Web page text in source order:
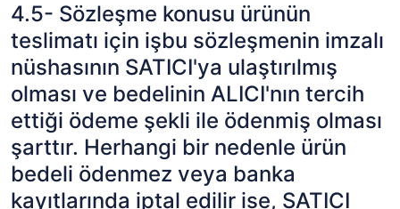
4.5- Sözleşme konusu ürünün
teslimatı için işbu sözleşmenin imzalı
nüshasının SATICI'ya ulaştırılmış
olması ve bedelinin ALICI'nın tercih
ettiği ödeme şekli ile ödenmiş olması
şarttır. Herhangi bir nedenle ürün
bedeli ödenmez veya banka
kayıtlarında iptal edilir ise, SATICI